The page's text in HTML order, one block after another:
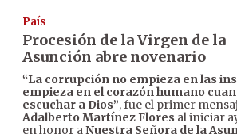
País
Procesión de la Virgen de la
Asunción abre novenario
“La corrupción no empieza en las
empieza en el corazón humano
escuchar a Dios”, fue el primer
Adalberto Martínez Flores al iniciar
en honor aNuestra Señora de la